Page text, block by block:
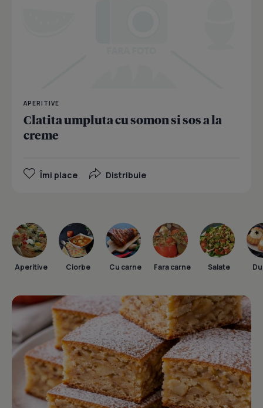
APERITIVE
Clatita umpluta cu somon si sos a la
creme
Îmi place Distribuie
Aperitive Ciorbe Cu carne Fara carne Salate